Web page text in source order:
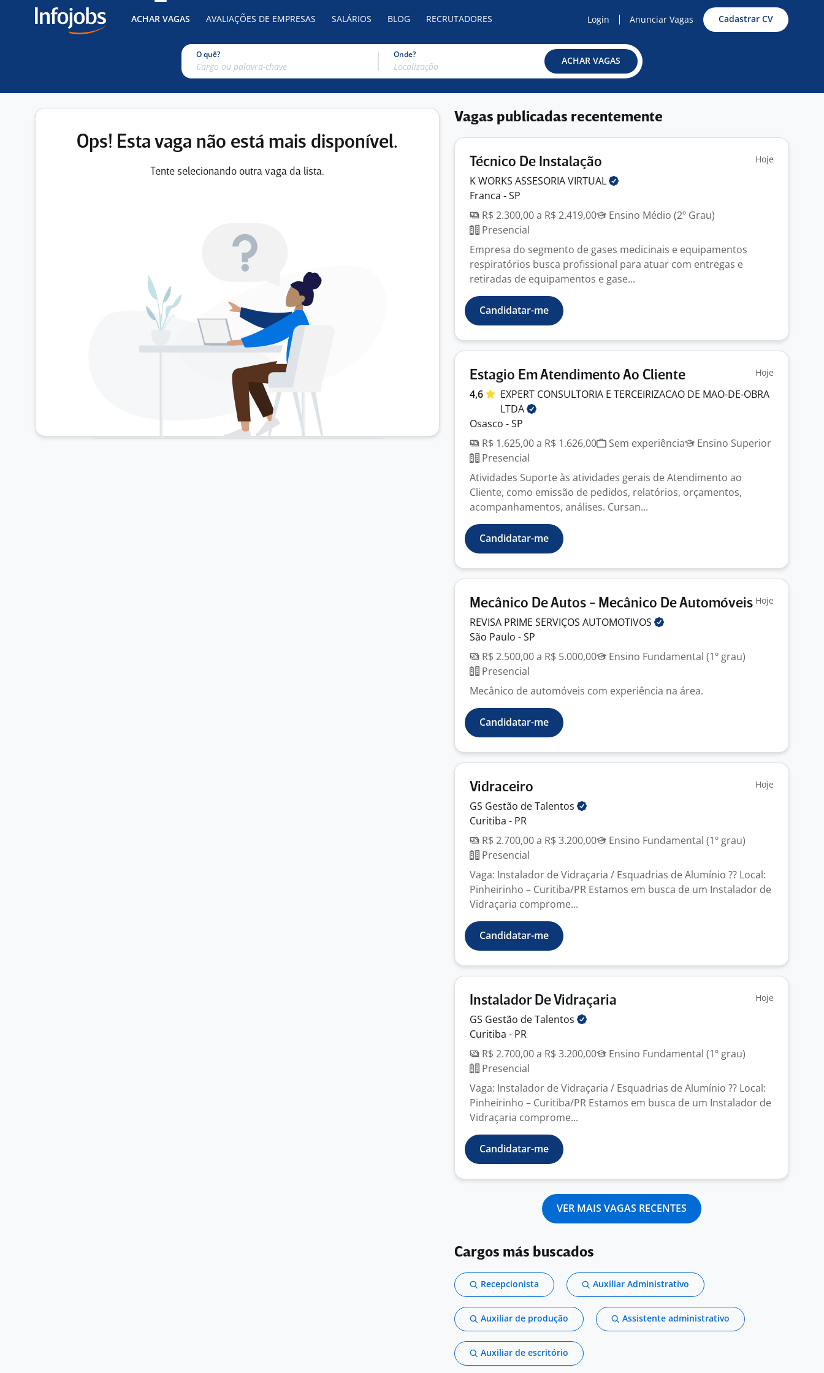
ACHAR VAGAS AVALIAÇÕES DE EMPRESAS SALÁRIOS BLOG RECRUTADORES Login Anunciar Vagas Cadastrar CV
O quê? Onde?
ACHAR VAGAS
Ops! Esta vaga não está mais disponível.
Tente selecionando outra vaga da lista.
Vagas publicadas recentemente
Técnico De Instalação Hoje
K WORKS ASSESORIAVIRTUAL
Franca - SP
R$ 2.300,00 a R$ 2.419,00
Ensino Médio (2º Grau)
Presencial
Empresa do segmento de gases medicinais e equipamentos
respiratórios busca profissional para atuar com entregas e
retiradas de equipamentos e gase...
Candidatar-me
Estagio Em Atendimento Ao Cliente Hoje
4,6
EXPERT CONSULTORIA E TERCEIRIZACAO DE MAO-DE-OBRA
LTDA
Osasco - SP
R$ 1.625,00 a R$ 1.626,00
Sem experiência
Ensino Superior
Presencial
Atividades Suporte às atividades gerais de Atendimento ao
Cliente, como emissão de pedidos, relatórios, orçamentos,
acompanhamentos, análises. Cursan...
Candidatar-me
Mecânico De Autos - Mecânico De Automóveis Hoje
REVISA PRIME SERVIÇOS AUTOMOTIVOS
São Paulo - SP
R$ 2.500,00 a R$ 5.000,00
Ensino Fundamental (1º grau)
Presencial
Mecânico de automóveis com experiência na área.
Candidatar-me
Vidraceiro Hoje
GS Gestão deTalentos
Curitiba - PR
R$ 2.700,00 a R$ 3.200,00
Ensino Fundamental (1º grau)
Presencial
Vaga: Instalador de Vidraçaria / Esquadrias de Alumínio ?? Local:
Pinheirinho – Curitiba/PR Estamos em busca de um Instalador de
Vidraçaria comprome...
Candidatar-me
Instalador De Vidraçaria Hoje
GS Gestão deTalentos
Curitiba - PR
R$ 2.700,00 a R$ 3.200,00
Ensino Fundamental (1º grau)
Presencial
Vaga: Instalador de Vidraçaria / Esquadrias de Alumínio ?? Local:
Pinheirinho – Curitiba/PR Estamos em busca de um Instalador de
Vidraçaria comprome...
Candidatar-me
VER MAIS VAGAS RECENTES
Cargos más buscados
Recepcionista Auxiliar Administrativo
Auxiliar de produção Assistente administrativo
Auxiliar de escritório